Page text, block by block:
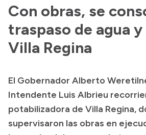
Delegaciones
Estadísticas de hechos vitales
Presupuesto
Boletín Oficial
Compras y licitaciones
Con obras, se
traspaso de agua
Villa Regina
El Gobernador Alberto
Intendente Luis Albrieu
potabilizadora de Villa Regina,
supervisaron las obras en